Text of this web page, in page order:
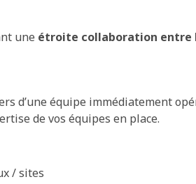
une étroite collaboration entre
d’une équipe immédiatement
de vos équipes en place.
/ sites